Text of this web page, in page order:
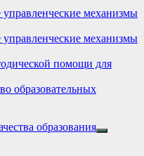
механизмы
механизмы
помощи для
образовательных
образования
Show